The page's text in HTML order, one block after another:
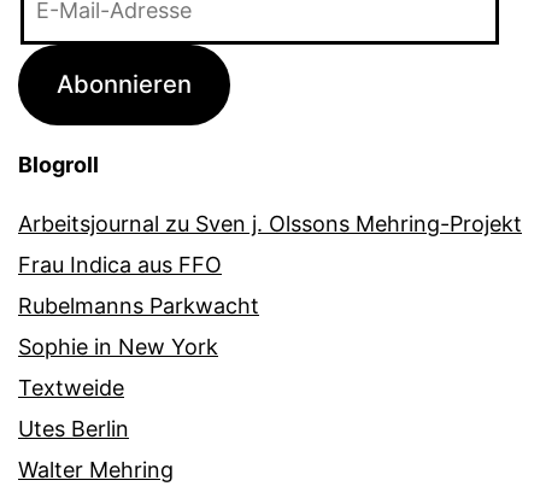
Adresse
Abonnieren
Blogroll
Arbeitsjournal zu Sven j. Olssons Mehring-Projekt
Frau Indica aus FFO
Rubelmanns Parkwacht
Sophie in New York
Textweide
Utes Berlin
Walter Mehring